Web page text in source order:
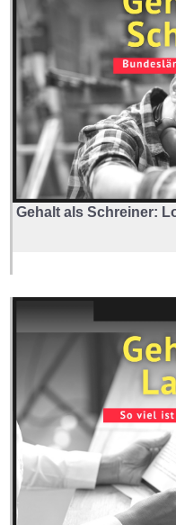
Gehalt als Schreiner: